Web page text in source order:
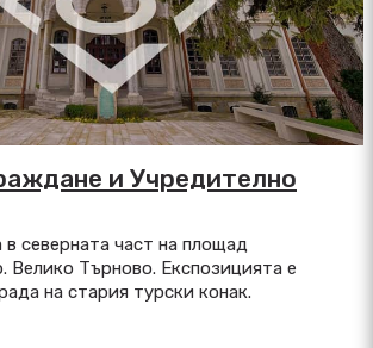
и Учредително
северната част на площад
Велико Търново. Експозицията е
на стария турски конак.